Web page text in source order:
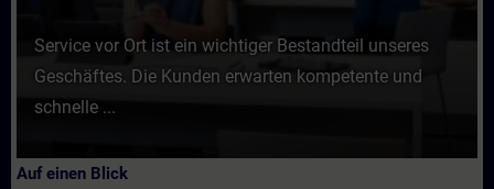
Service vor Ort ist ein wichtiger Bestandteil unseres
Geschäftes. Die Kunden erwarten kompetente und
schnelle ...
Auf einen Blick